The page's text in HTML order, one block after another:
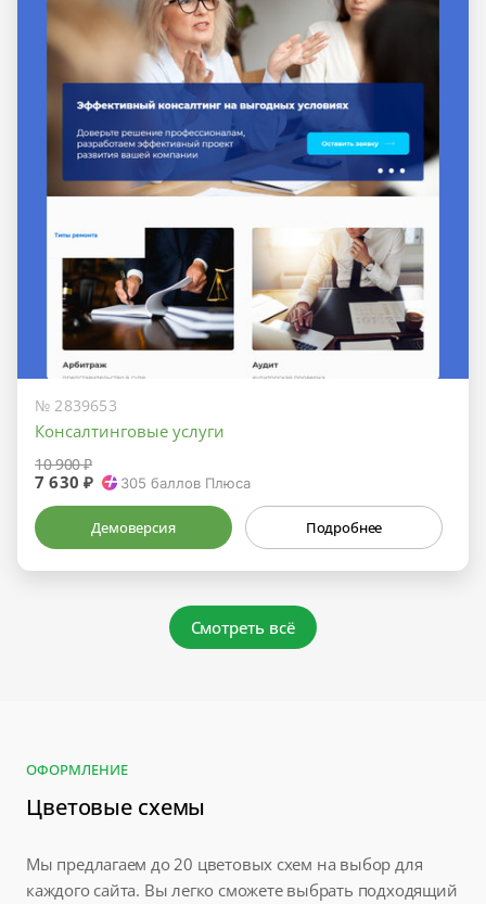
№ 2839653
Консалтинговые услуги
10 900 ₽
7 630 ₽ 305 баллов Плюса
Демоверсия Подробнее
Смотреть всё
ОФОРМЛЕНИЕ
Цветовые схемы
Мы предлагаем до 20 цветовых схем на выбор для
каждого сайта. Вы легко сможете выбрать подходящий